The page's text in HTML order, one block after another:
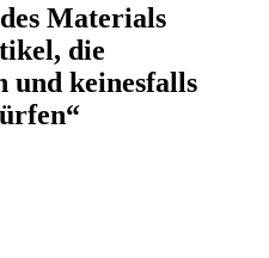
Materials
die
und keinesfalls